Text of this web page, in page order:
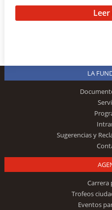
Leer
LA
Sugerencias y
Carrera
Trofeos
Eventos